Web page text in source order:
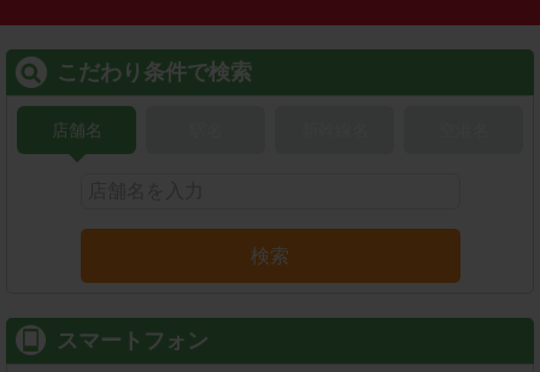
こだわり条件で検索
店舗名
検索
スマートフォン